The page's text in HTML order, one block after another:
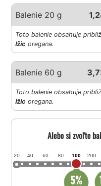
Balenie 20 g
Toto balenie obsahuje
lžic oregana.
Balenie 60 g
Toto balenie obsahuje
lžic oregana.
Alebo si zvoľte
20 40 60 80 100 200